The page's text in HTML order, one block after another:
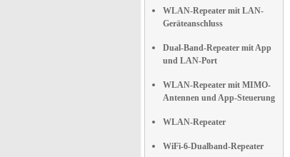
WLAN-Repeater mit LAN-
Geräteanschluss
Dual-Band-Repeater mit App
und LAN-Port
WLAN-Repeater mit MIMO-
Antennen und App-Steuerung
WLAN-Repeater
WiFi-6-Dualband-Repeater